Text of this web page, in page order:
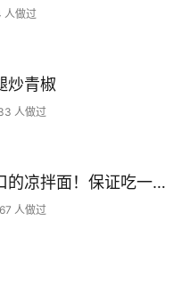
人做过
炒青椒
人做过
酸辣爽口的凉拌面！保证吃一次就上瘾
人做过